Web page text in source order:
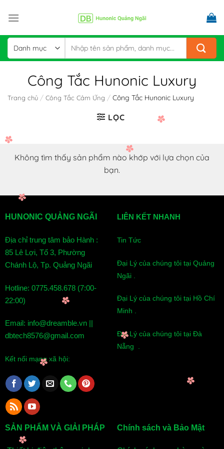
kiếm:
Công Tắc Hunonic Luxury
Trang chủ / Công Tắc Cảm Ứng / Công Tắc Hunonic Luxury
LỌC
Không tìm thấy sản phẩm nào khớp với lựa chọn của
bạn.
HUNONIC QUẢNG NGÃI
Địa chỉ trung tâm bảo Hành :
85 Lê Lợi, Tổ 3, Phường
Chánh Lộ, Tp. Quảng Ngãi
Hotline: 0775.458.678 (7:00-
22:00)
Email: info@dreamble.vn ||
dbtech8576@gmail.com
Kết nối mạng xã hội:
LIÊN KẾT NHANH
Tin Tức
Đại Lý của chúng tôi tại Quảng
Ngãi .
Đại Lý của chúng tôi tại Hồ Chí
Minh .
Đại Lý của chúng tôi tại Đà
Nẵng .
SẢN PHẨM VÀ GIẢI PHÁP Chính sách và Bảo Mật